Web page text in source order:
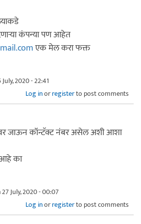
कंपन्या पण आहेत
एक मेल करा फक्त
2020 - 22:41
Log inorregisterto post comments
जाऊन कॉन्टॅक्ट नंबर असेल अशी आशा
आहे का
July, 2020 - 00:07
Log inorregisterto post comments